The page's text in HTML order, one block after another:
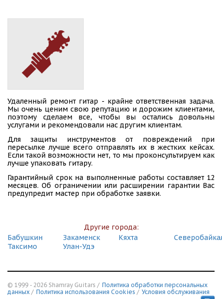
Удаленный ремонт гитар - крайне ответственная задача.
Мы очень ценим свою репутацию и дорожим клиентами,
поэтому сделаем все, чтобы вы остались довольны
услугами и рекомендовали нас другим клиентам.
Для защиты инструментов от повреждений при
пересылке лучше всего отправлять их в жестких кейсах.
Если такой возможности нет, то мы проконсультируем как
лучше упаковать гитару.
Гарантийный срок на выполненные работы составляет 12
месяцев. Об ограничении или расширении гарантии Вас
предупредит мастер при обработке заявки.
Другие города:
Бабушкин
Закаменск Кяхта
Таксимо
Улан-Удэ
© 1999 - 2026 Shamray Guitars / Политика обработки персональных
данных / Политика использования Сookies / Условия обслуживания